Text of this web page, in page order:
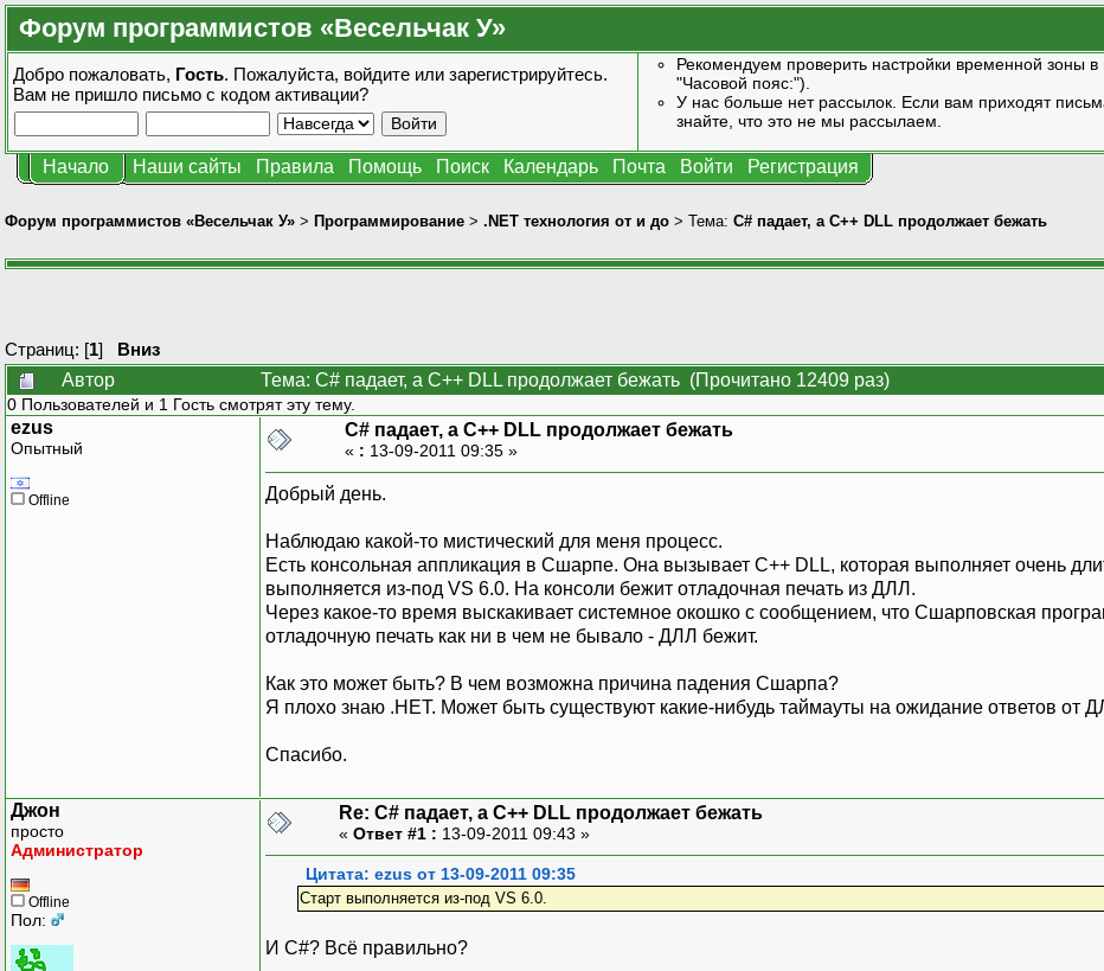
Форум программистов «Весельчак У»
Добро пожаловать, Гость. Пожалуйста, войдите или зарегистрируйтесь.
Вам не пришло письмо с кодом активации?
Рекомендуем проверить настройки временной
"Часовой пояс:").
У нас больше нет рассылок. Если вам приходят
знайте, что это не мы рассылаем.
Начало Наши сайты Правила Помощь Поиск Календарь Почта Войти Регистрация
Форум программистов «Весельчак У» > Программирование > .NET технология от и до > Тема: C# падает, а C++ DLL продолжает бежать
Страниц: [1] Вниз
Автор
Тема: C# падает, а C++ DLL продолжает бежать (Прочитано 12409 раз)
0 Пользователей и 1 Гость смотрят эту тему.
ezus
Опытный
Offline
C# падает, а C++ DLL продолжает бежать
« : 13-09-2011 09:35 »
Добрый день.
Наблюдаю какой-то мистический для меня процесс.
Есть консольная аппликация в Сшарпе. Она вызывает C++ DLL, которая выполняет очень
выполняется из-под VS 6.0. На консоли бежит отладочная печать из ДЛЛ.
Через какое-то время выскакивает системное окошко с сообщением, что Сшарповская
отладочную печать как ни в чем не бывало - ДЛЛ бежит.
Как это может быть? В чем возможна причина падения Сшарпа?
Я плохо знаю .НЕТ. Может быть существуют какие-нибудь таймауты на ожидание ответов от
Спасибо.
Джон
просто
Администратор
Offline
Пол:
Re: C# падает, а C++ DLL продолжает бежать
« Ответ #1 : 13-09-2011 09:43 »
Цитата: ezus от 13-09-2011 09:35
Старт выполняется из-под VS 6.0.
И С#? Всё правильно?